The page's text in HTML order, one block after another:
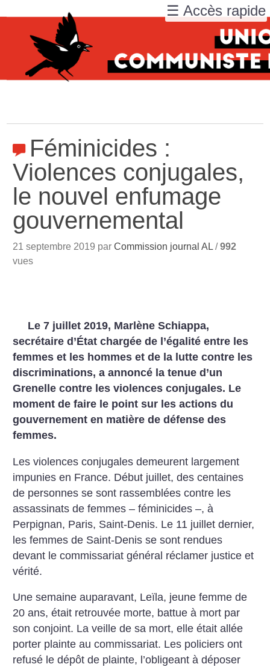
Féminicides :
Violences conjugales,
le nouvel enfumage
gouvernemental
21 septembre 2019 parCommission journal AL /992
vues
Le 7 juillet 2019, Marlène Schiappa,
secrétaire d’État chargée de l’égalité entre les
femmes et les hommes et de la lutte contre les
discriminations, a annoncé la tenue d’un
Grenelle contre les violences conjugales. Le
moment de faire le point sur les actions du
gouvernement en matière de défense des
femmes.
Les violences conjugales demeurent largement
impunies en France. Début juillet, des centaines
de personnes se sont rassemblées contre les
assassinats de femmes – féminicides –, à
Perpignan, Paris, Saint-Denis. Le 11 juillet dernier,
les femmes de Saint-Denis se sont rendues
devant le commissariat général réclamer justice et
vérité.
Une semaine auparavant, Leïla, jeune femme de
20 ans, était retrouvée morte, battue à mort par
son conjoint. La veille de sa mort, elle était allée
porter plainte au commissariat. Les policiers ont
refusé le dépôt de plainte, l’obligeant à déposer
☰ Accès rapide